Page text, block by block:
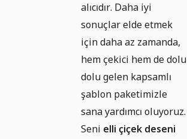
alıcıdır. Daha iyi
sonuçlar elde etmek
için daha az zamanda,
hem çekici hem de dolu
dolu gelen kapsamlı
şablon paketimizle
sana yardımcı oluyoruz.
Seni elli çiçek deseni